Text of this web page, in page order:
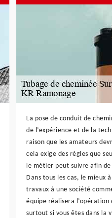
La pose de conduit de
de l’expérience et de la
raison que les amateurs
cela exige des règles que
le métier peut suivre afin
Dans tous les cas, le mieux
travaux à une société
équipe réalisera l’opération
surtout si vous êtes dans la